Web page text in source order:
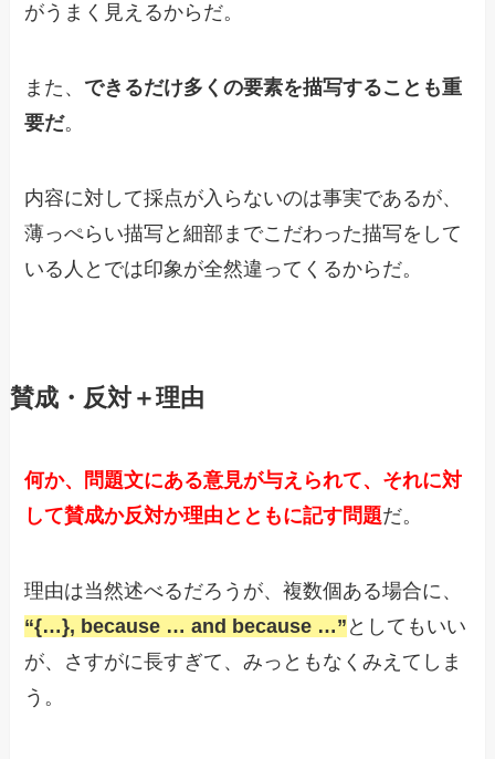
がうまく見えるからだ。
また、 できるだけ多くの要素を描写することも重
要だ。
内容に対して採点が入らないのは事実であるが、
薄っぺらい描写と細部までこだわった描写をして
いる人とでは印象が全然違ってくるからだ。
賛成・反対＋理由
何か、問題文にある意見が与えられて、それに対
して賛成か反対か理由とともに記す問題だ。
理由は当然述べるだろうが、複数個ある場合に、
“{…}, because … and because …” としてもいい
が、さすがに長すぎて、みっともなくみえてしま
う。